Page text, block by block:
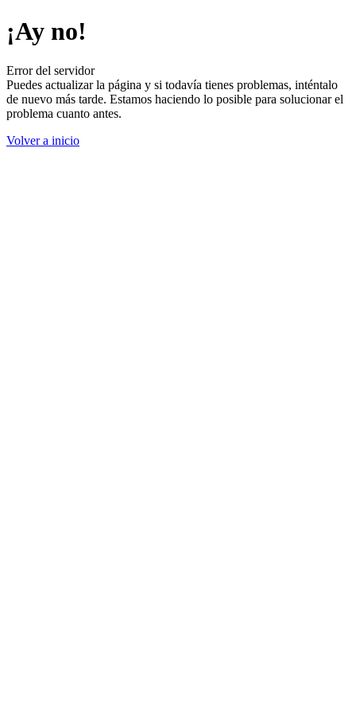
¡Ay no!
Error del servidor
Puedes actualizar la página y si todavía tienes problemas, inténtalo
de nuevo más tarde. Estamos haciendo lo posible para solucionar el
problema cuanto antes.
Volver a inicio